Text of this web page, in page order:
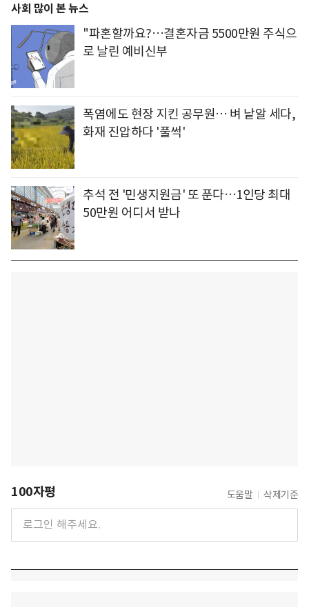
사회 많이 본 뉴스
"파혼할까요?…결혼자금 5500만원 주식으
로 날린 예비신부
폭염에도 현장 지킨 공무원… 벼 낱알 세다,
화재 진압하다 '풀썩'
추석 전 '민생지원금' 또 푼다…1인당 최대
50만원 어디서 받나
100자평 도움말 삭제기준